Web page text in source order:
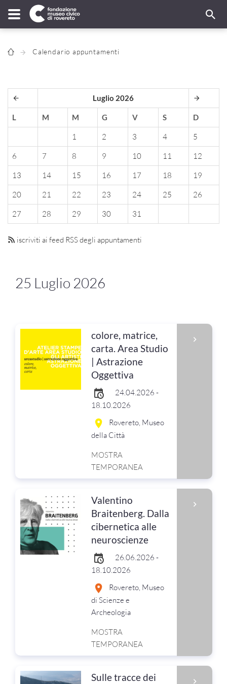
Calendario appuntamenti
Luglio 2026
L M M G V S D
1 2 3 4
5
6
7 8 9 10 11
12
13
14 15 16 17 18
19
20
21 22 23 24 25
26
27
28 29 30 31
iscriviti ai feed RSS degli appuntamenti
25 Luglio 2026
colore, matrice,
carta. Area Studio
| Astrazione
Oggettiva
24.04.2026 -
18.10.2026
Rovereto, Museo
della Città
MOSTRA
TEMPORANEA
Valentino
Braitenberg. Dalla
cibernetica alle
neuroscienze
26.06.2026 -
18.10.2026
Rovereto, Museo
di Scienze e
Archeologia
MOSTRA
TEMPORANEA
Sulle tracce dei